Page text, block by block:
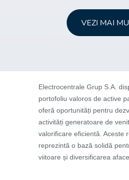
VEZI MAI
Electrocentrale Grup S.A.
portofoliu valoros de active
oferă oportunități pentru
activități generatoare de
valorificare eficientă. Aceste
reprezintă o bază solidă
viitoare și diversificarea